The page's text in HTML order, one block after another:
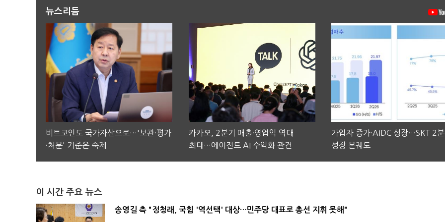
뉴스리듬
비트코인도 국가자산으로…'보관·평가
·처분' 기준은 숙제
카카오, 2분기 매출·영업익 역대
최대…에이전트 AI 수익화 관건
가입자 증가·AIDC 성장…SKT 2
성장 본궤도
이 시간 주요 뉴스
송영길 측 "정청래, 국힘 '역선택' 대상…민주당 대표로 총선 지휘 못해"